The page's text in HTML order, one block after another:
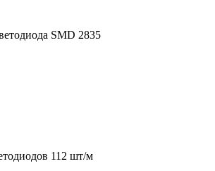
SMD 2835
112 шт/м